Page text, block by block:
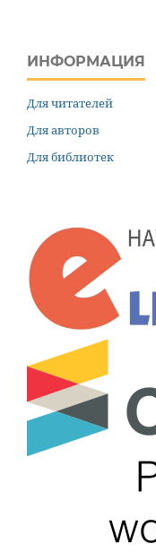
ИНФОРМАЦИЯ
Для читателей
Для авторов
Для библиотек